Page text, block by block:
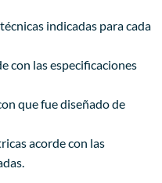
indicadas para cada
con las especificaciones
que fue diseñado de
acorde con las